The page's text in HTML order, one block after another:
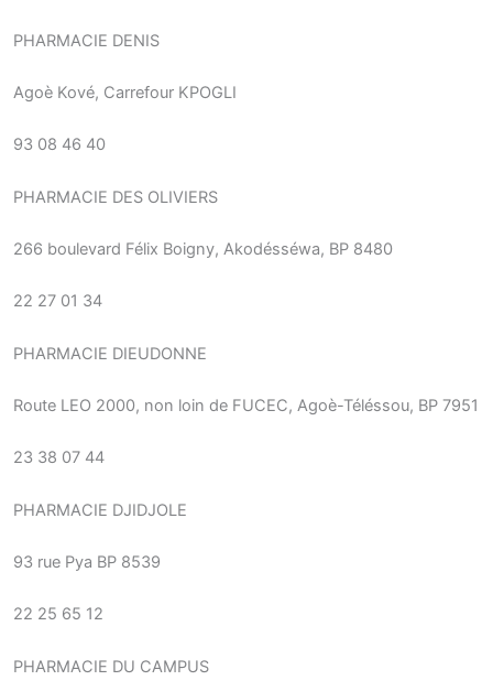
PHARMACIE DENIS
Agoè Kové, Carrefour KPOGLI
93 08 46 40
PHARMACIE DES OLIVIERS
266 boulevard Félix Boigny, Akodésséwa, BP 8480
22 27 01 34
PHARMACIE DIEUDONNE
Route LEO 2000, non loin de FUCEC, Agoè-Téléssou, BP 7951
23 38 07 44
PHARMACIE DJIDJOLE
93 rue Pya BP 8539
22 25 65 12
PHARMACIE DU CAMPUS